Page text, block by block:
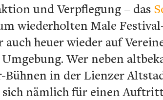
und Verpflegung – das
wiederholten Male
heuer wieder auf
Wer neben
Bühnen in der Lienzer
nämlich für einen